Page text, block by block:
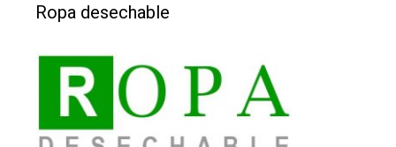
Ropa desechable